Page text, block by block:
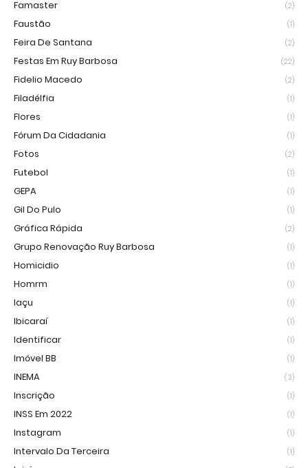
Famaster (2)
Faustão (1)
Feira De Santana (2)
Festas Em Ruy Barbosa (22)
Fidelio Macedo (2)
Filadélfia (1)
Flores (1)
Fórum Da Cidadania (1)
Fotos (2)
Futebol (1)
GEPA (1)
Gil Do Pulo (1)
Gráfica Rápida (2)
Grupo Renovação Ruy Barbosa (1)
Homicidio (1)
Homrm (1)
Iaçu (1)
Ibicaraí (1)
Identificar (1)
Imóvel BB (1)
INEMA (3)
Inscrição (1)
INSS Em 2022 (1)
Instagram (1)
Intervalo Da Terceira (1)